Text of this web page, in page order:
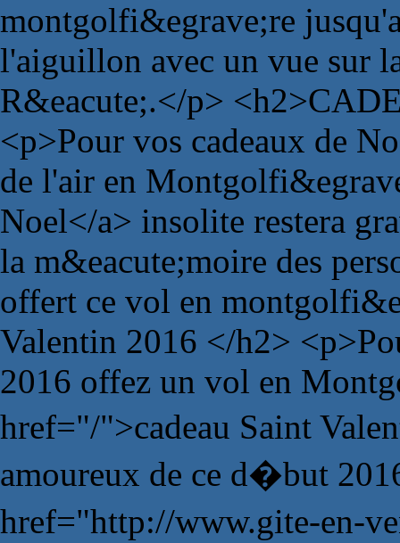
montgolfi&egrave;re
l'aiguillon avec un vue sur
R&eacute;.</p>
<p>Pour vos cadeaux de
de l'air en
Noel</a> insolite restera
la m&eacute;moire des
offert ce vol en
Valentin 2016 </h2>
2016 offez un vol en
href="/">cadeau Saint
amoureux de ce d�but
href="http://www.gite-en-